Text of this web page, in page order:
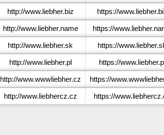
http://www.liebher.biz https://
http://www.liebher.name https://
http://www.liebher.sk https://
http://www.liebher.pl https://
http://www.wwwliebher.cz https://
http://www.liebhercz.cz https://